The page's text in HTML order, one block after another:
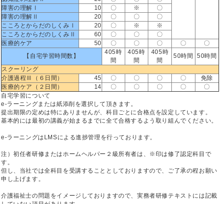
障害の理解Ⅰ
10 〇 ※
〇
障害の理解Ⅱ
20 〇 〇
〇
こころとからだのしくみⅠ
20 〇 ※
※
こころとからだのしくみⅡ
60 〇 〇
〇
医療的ケア
50 〇 〇 〇 〇
〇
【自宅学習時間数】
405時
間
405時
間
405時
間
50時間
50時間
スクーリング
介護過程Ⅲ（６日間）
45 〇 〇 〇 〇
免除
医療的ケア（２日間）
14 〇 〇 〇 〇
〇
自宅学習について
e-ラーニングまたは紙添削を選択して頂きます。
提出期限の定めは特にありませんが、科目ごとに合格点を設定しています。
基本的には最初の講義が始まるまでに全て合格するよう取り組んでください。
e-ラーニングはLMSによる進捗管理を行っております。
注）初任者研修またはホームヘルパー２級所有者は、※印は修了認定科目で
す。
但し、当社では全科目を受講することとしておりますので、ご了承の程お願い
申し上げます。
介護福祉士の問題をイメージしておりますので、実務者研修テキストには記載